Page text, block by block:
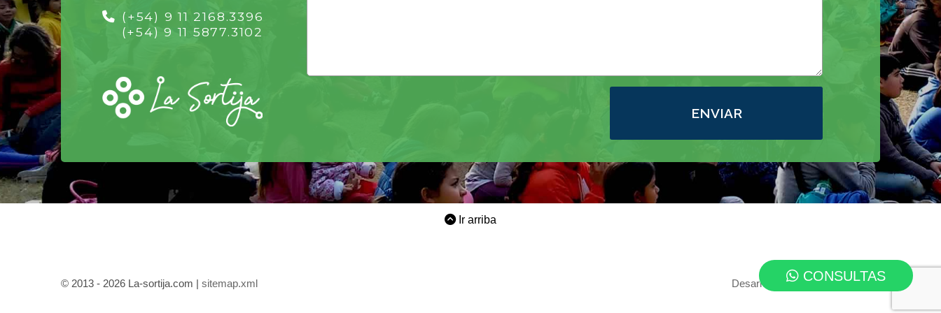
CONSULTAS
(+54) 9 11 2168.3396
(+54) 9 11 5877.3102
ENVIAR
Ir arriba
© 2013 - 2026 La-sortija.com | sitemap.xml Desarrollo web:EterDesign.com